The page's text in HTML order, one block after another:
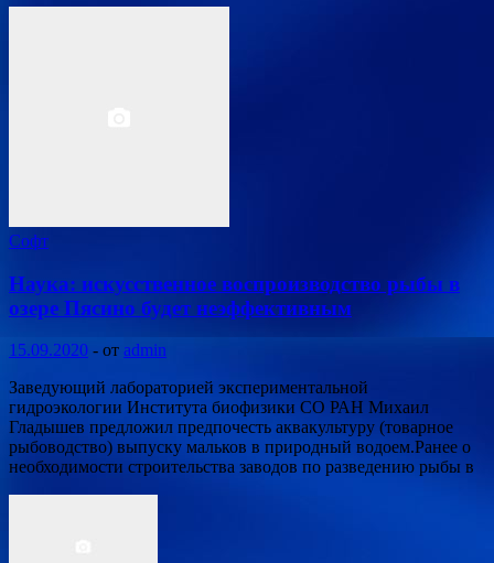
Софт
Наука: искусственное воспроизводство рыбы в
озере Пясино будет неэффективным
15.09.2020 - от admin
Заведующий лабораторией экспериментальной
гидроэкологии Института биофизики СО РАН Михаил
Гладышев предложил предпочесть аквакультуру (товарное
рыбоводство) выпуску мальков в природный водоем.Ранее о
необходимости строительства заводов по разведению рыбы в